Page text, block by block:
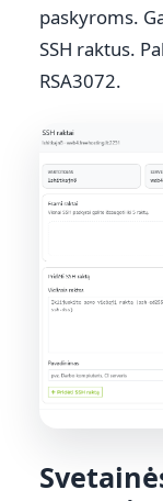
paskyroms.
SSH raktus.
RSA3072.